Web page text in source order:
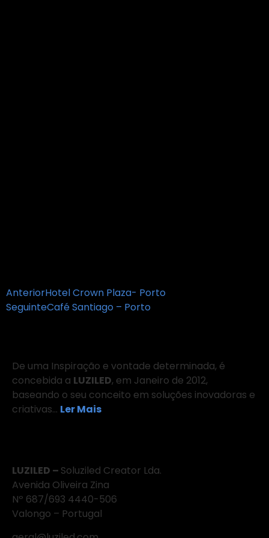
AnteriorHotel Crown Plaza- Porto
SeguinteCafé Santiago – Porto
De uma Inspiração e vontade determinada, é
concebida a LUZILED, em Janeiro de 2012,
baseando o seu conceito em soluções inovadoras e
criativas… Ler Mais
LUZILED – Soluziled Creator Lda.
Avenida Oliveira Zina
Nº 687/693 4440-506
Valongo – Portugal